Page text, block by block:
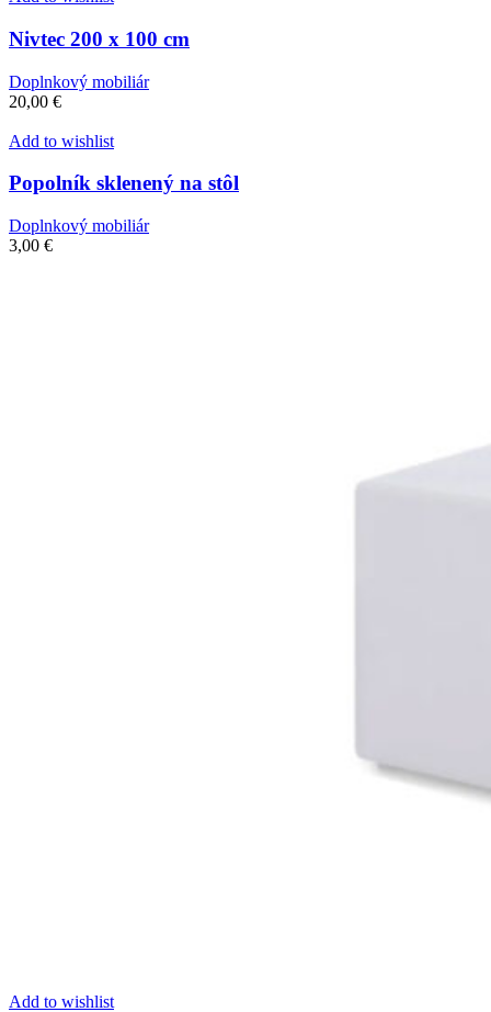
Nivtec 200 x 100 cm
Doplnkový mobiliár
20,00 €
Add to wishlist
Popolník sklenený na stôl
Doplnkový mobiliár
3,00 €
Add to wishlist